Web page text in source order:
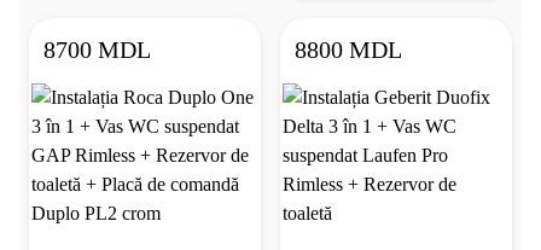
8700 MDL 8800 MDL